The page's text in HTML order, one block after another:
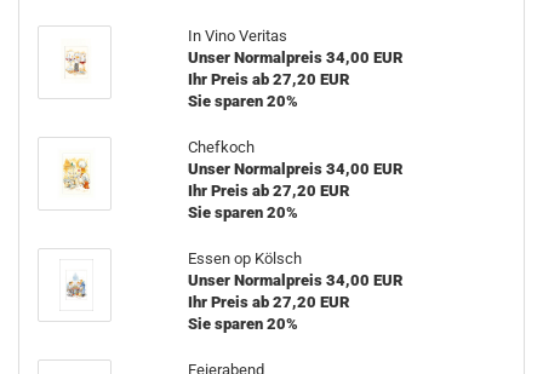
In Vino Veritas
Unser Normalpreis 34,00 EUR
Ihr Preis ab 27,20 EUR
Sie sparen 20%
Chefkoch
Unser Normalpreis 34,00 EUR
Ihr Preis ab 27,20 EUR
Sie sparen 20%
Essen op Kölsch
Unser Normalpreis 34,00 EUR
Ihr Preis ab 27,20 EUR
Sie sparen 20%
Feierabend